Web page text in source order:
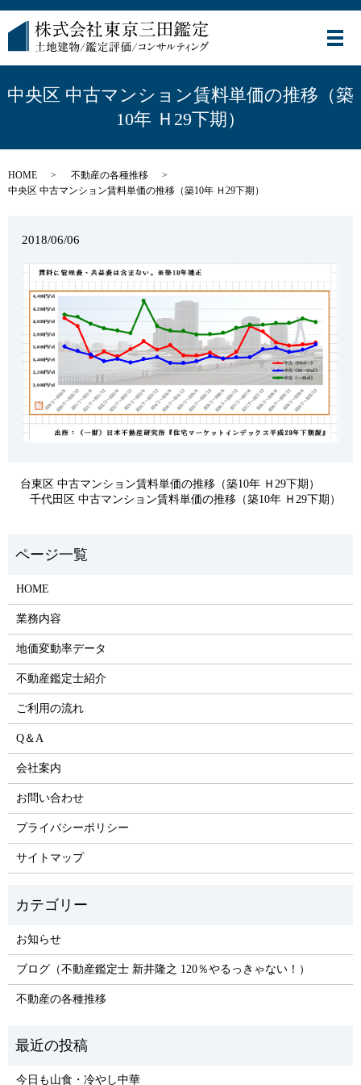
メ
中央区 中古マンション賃料単価の推移（築
10年 Ｈ29下期）
HOME
不動産の各種推移
中央区 中古マンション賃料単価の推移（築10年 Ｈ29下期）
2018/06/06
台東区 中古マンション賃料単価の推移（築10年 Ｈ29下期）
千代田区 中古マンション賃料単価の推移（築10年 Ｈ29下期）
HOME
業務内容
地価変動率データ
不動産鑑定士紹介
ご利用の流れ
Q＆A
会社案内
お問い合わせ
プライバシーポリシー
サイトマップ
お知らせ
ブログ（不動産鑑定士 新井隆之 120％やるっきゃない！）
不動産の各種推移
今日も山食・冷やし中華